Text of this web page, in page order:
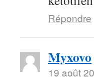
Répondre
Myxovo
19 août